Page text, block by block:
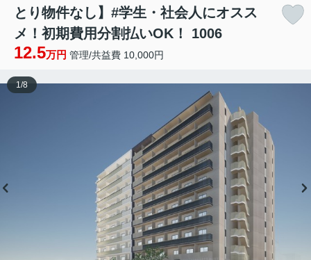
とり物件なし】#学生・社会人にオスス
メ！初期費用分割払いOK！ 1006
12.5万円 管理/共益費 10,000円
1/8